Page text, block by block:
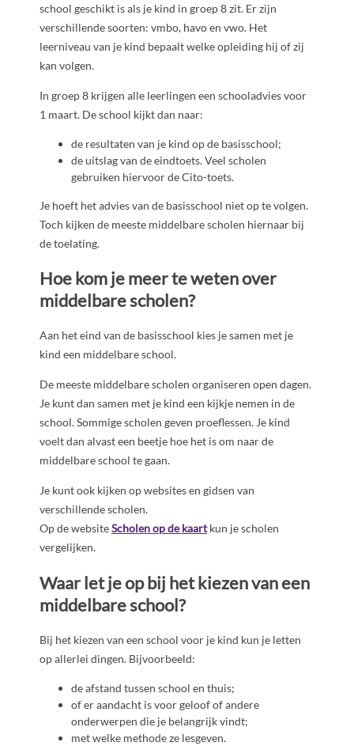
school geschikt is als je kind in groep 8 zit. Er zijn
verschillende soorten: vmbo, havo en vwo. Het
leerniveau van je kind bepaalt welke opleiding hij of zij
kan volgen.
In groep 8 krijgen alle leerlingen een schooladvies voor
1 maart. De school kijkt dan naar:
de resultaten van je kind op de basisschool;
de uitslag van de eindtoets. Veel scholen
gebruiken hiervoor de Cito-toets.
Je hoeft het advies van de basisschool niet op te volgen.
Toch kijken de meeste middelbare scholen hiernaar bij
de toelating.
Hoe kom je meer te weten over
middelbare scholen?
Aan het eind van de basisschool kies je samen met je
kind een middelbare school.
De meeste middelbare scholen organiseren open dagen.
Je kunt dan samen met je kind een kijkje nemen in de
school. Sommige scholen geven proeflessen. Je kind
voelt dan alvast een beetje hoe het is om naar de
middelbare school te gaan.
Je kunt ook kijken op websites en gidsen van
verschillende scholen.
Op de websiteScholen op de kaartkun je scholen
vergelijken.
Waar let je op bij het kiezen van een
middelbare school?
Bij het kiezen van een school voor je kind kun je letten
op allerlei dingen. Bijvoorbeeld:
de afstand tussen school en thuis;
of er aandacht is voor geloof of andere
onderwerpen die je belangrijk vindt;
met welke methode ze lesgeven.